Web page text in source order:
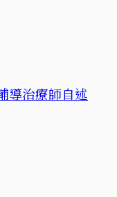
導治療師自述